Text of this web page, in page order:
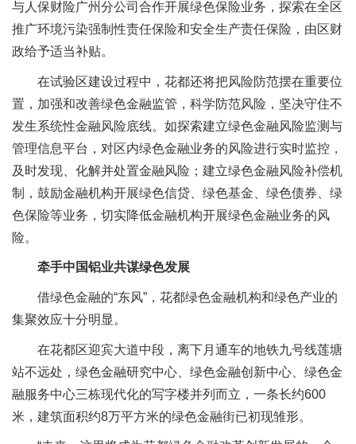
与人保财险广州分公司合作开展绿色保险业务，探索在全区
推广环境污染强制性责任保险和安全生产责任保险，由区财
政给予适当补贴。
在试验区建设过程中，花都还将把风险防范摆在重要位
置，加强和改善绿色金融监管，科学防范风险，坚决守住不
发生系统性金融风险底线。如探索建立绿色金融风险监测与
管理信息平台，对区内绿色金融业务的风险进行实时监控，
及时发现、化解并处置金融风险；建立绿色金融风险补偿机
制，鼓励金融机构开展绿色信贷、绿色基金、绿色债券、绿
色保险等业务，切实降低金融机构开展绿色金融业务的风
险。
牵手中国铝业共谋绿色发展
借绿色金融的“东风”，花都绿色金融机构和绿色产业的
集聚效应十分明显。
在花都区迎宾大道中段，离下月通车的地铁九号线莲塘
站不远处，绿色金融研究中心、绿色金融创新中心、绿色金
融服务中心三栋现代化的写字楼并列而立，一条长约600
米，建筑面积约8万平方米的绿色金融街已初现雏形。